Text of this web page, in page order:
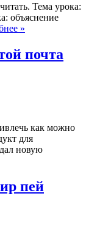
Тема урока:
объяснение
»
карту
почта
как можно
для
новую
пей